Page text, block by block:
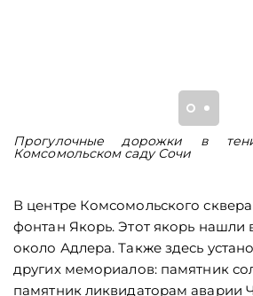
Прогулочные дорожки в
Комсомольском саду Сочи
В центре Комсомольского
фонтан Якорь. Этот якорь нашли
около Адлера. Также здесь
других мемориалов: памятник
памятник ликвидаторам аварии